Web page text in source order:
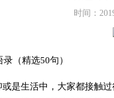
时间：
（精选50句）
生活中，大家都接触过